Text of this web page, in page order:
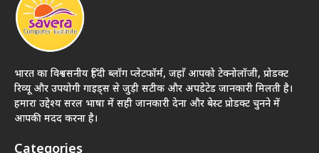
भारत का विश्वसनीय हिंदी ब्लॉग प्लेटफॉर्म, जहाँ आपको टेक्नोलॉजी, प्रोडक्ट
रिव्यू और उपयोगी गाइड्स से जुड़ी सटीक और अपडेटेड जानकारी मिलती है।
हमारा उद्देश्य सरल भाषा में सही जानकारी देना और बेस्ट प्रोडक्ट चुनने में
आपकी मदद करना है।